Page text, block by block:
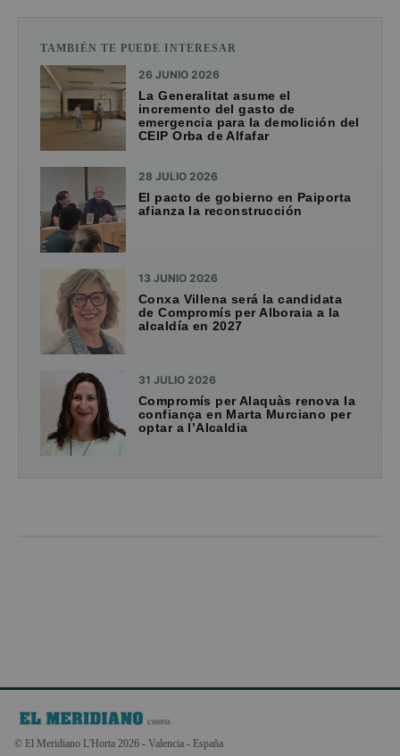
TAMBIÉN TE PUEDE INTERESAR
26 JUNIO 2026
La Generalitat asume el
incremento del gasto de
emergencia para la demolición del
CEIP Orba de Alfafar
28 JULIO 2026
El pacto de gobierno en Paiporta
afianza la reconstrucción
13 JUNIO 2026
Conxa Villena será la candidata
de Compromís per Alboraia a la
alcaldía en 2027
31 JULIO 2026
Compromís per Alaquàs renova la
confiança en Marta Murciano per
optar a l’Alcaldia
© El Meridiano L'Horta 2026 - Valencia - España